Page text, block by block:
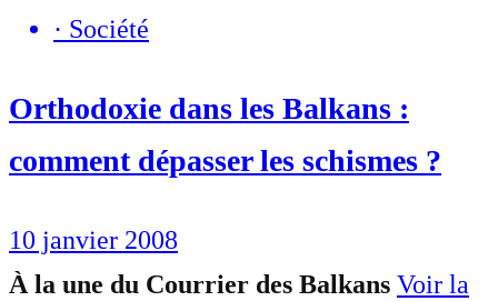
· Société
Orthodoxie dans les Balkans :
comment dépasser les schismes ?
10 janvier 2008
À la une du Courrier des Balkans Voir la